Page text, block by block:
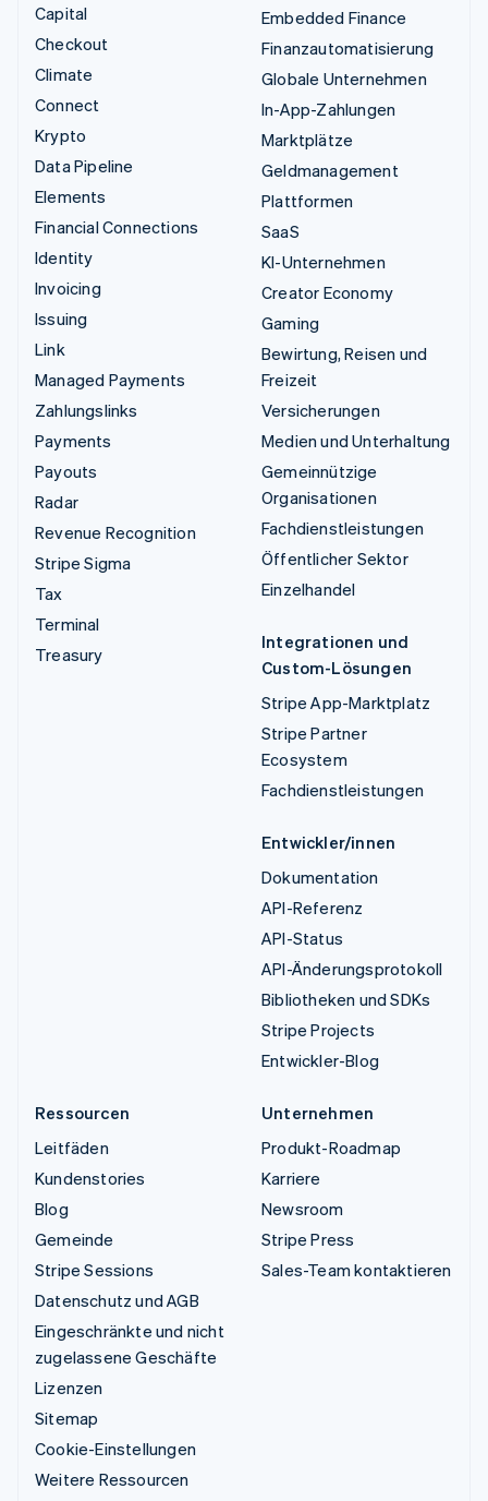
Capital
Checkout
Climate
Connect
Krypto
Data Pipeline
Elements
Financial Connections
Identity
Invoicing
Issuing
Link
Managed Payments
Zahlungslinks
Payments
Payouts
Radar
Revenue Recognition
Stripe Sigma
Tax
Terminal
Treasury
Embedded Finance
Finanzautomatisierung
Globale Unternehmen
In-App-Zahlungen
Marktplätze
Geldmanagement
Plattformen
SaaS
KI-Unternehmen
Creator Economy
Gaming
Bewirtung, Reisen und
Freizeit
Versicherungen
Medien und Unterhaltung
Gemeinnützige
Organisationen
Fachdienstleistungen
Öffentlicher Sektor
Einzelhandel
Integrationen und
Custom-Lösungen
Stripe App-Marktplatz
Stripe Partner
Ecosystem
Fachdienstleistungen
Entwickler/innen
Dokumentation
API-Referenz
API-Status
API-Änderungsprotokoll
Bibliotheken und SDKs
Stripe Projects
Entwickler-Blog
Ressourcen
Leitfäden
Kundenstories
Blog
Gemeinde
Stripe Sessions
Datenschutz und AGB
Eingeschränkte und nicht
zugelassene Geschäfte
Lizenzen
Sitemap
Cookie-Einstellungen
Weitere Ressourcen
Unternehmen
Produkt-Roadmap
Karriere
Newsroom
Stripe Press
Sales-Team kontaktieren